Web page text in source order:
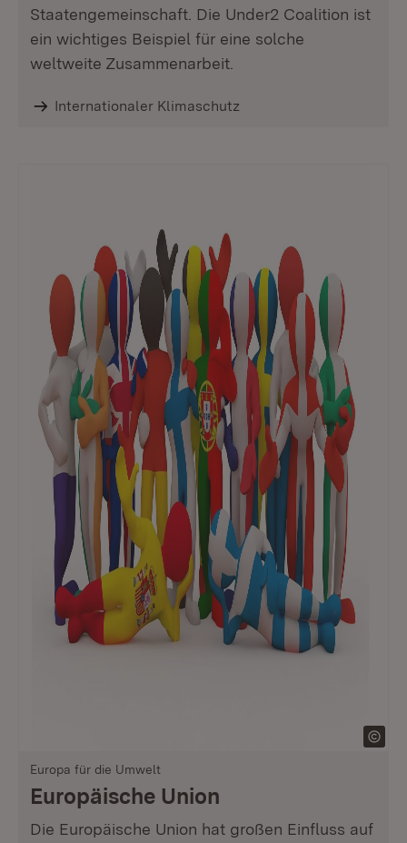
Staatengemeinschaft. Die Under2 Coalition ist
ein wichtiges Beispiel für eine solche
weltweite Zusammenarbeit.
Internationaler Klimaschutz
Europa für die Umwelt
Europäische Union
Die Europäische Union hat großen Einfluss auf